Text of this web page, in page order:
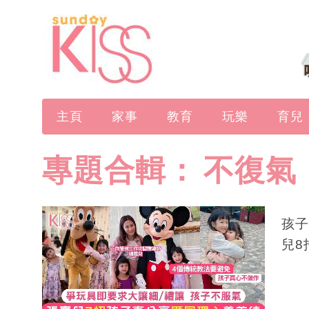
主頁 家事 教育 玩樂 育兒
專題合輯： 不復氣
孩
兒8